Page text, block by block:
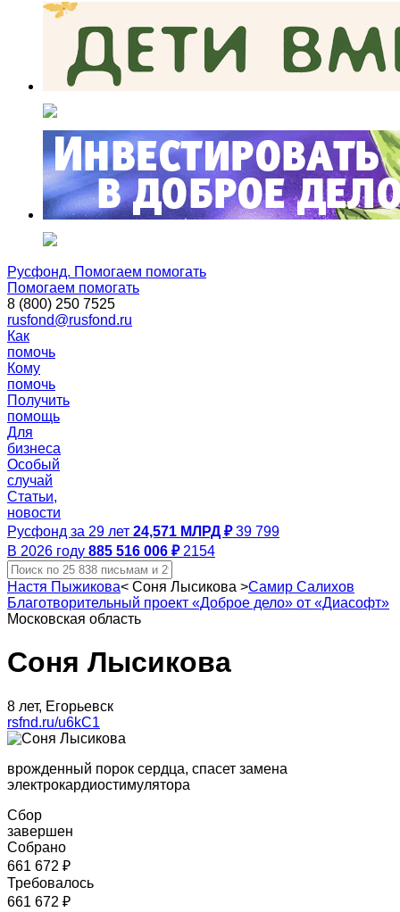
Русфонд. Помогаем помогать
Помогаем помогать
8 (800) 250 7525
rusfond@rusfond.ru
Как
помочь
Кому
помочь
Получить
помощь
Для
бизнеса
Особый
случай
Статьи,
новости
Русфонд за 29 лет 24,571 МЛРД ₽ 39 799
В 2026 году 885 516 006 ₽ 2154
Настя Пыжикова< Соня Лысикова >Самир Салихов
Благотворительный проект «Доброе дело» от «Диасофт»
Московская область
Соня Лысикова
8 лет, Егорьевск
rsfnd.ru/u6kC1
врожденный порок сердца, спасет замена
электрокардиостимулятора
Сбор
завершен
Собрано
661 672 ₽
Требовалось
661 672 ₽